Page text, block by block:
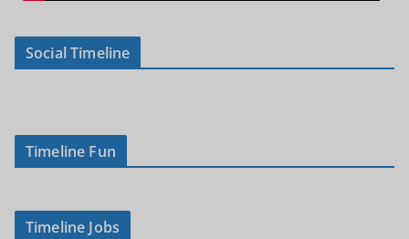
Social Timeline
Timeline Fun
Timeline Jobs